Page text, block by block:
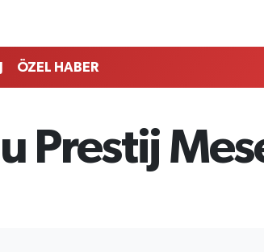
ÖZEL HABER
Prestij